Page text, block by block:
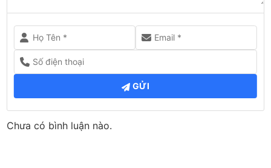
GỬI
Chưa có bình luận nào.